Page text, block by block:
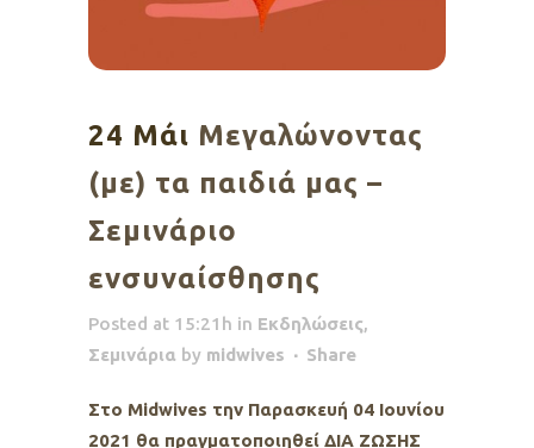
24 Μάι Μεγαλώνοντας
(με) τα παιδιά μας –
Σεμινάριο
ενσυναίσθησης
Posted at 15:21h in Εκδηλώσεις,
Σεμινάρια by midwives Share
Στο Midwives την Παρασκευή 04 Ιουνίου
2021 θα πραγματοποιηθεί ΔΙΑ ΖΩΣΗΣ